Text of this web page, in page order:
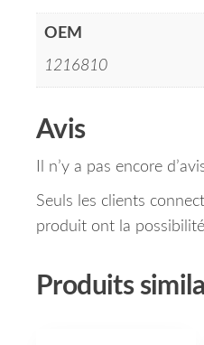
OEM
1216810
Avis
Il n’y a pas encore
Seuls les clients
produit ont la
Produits